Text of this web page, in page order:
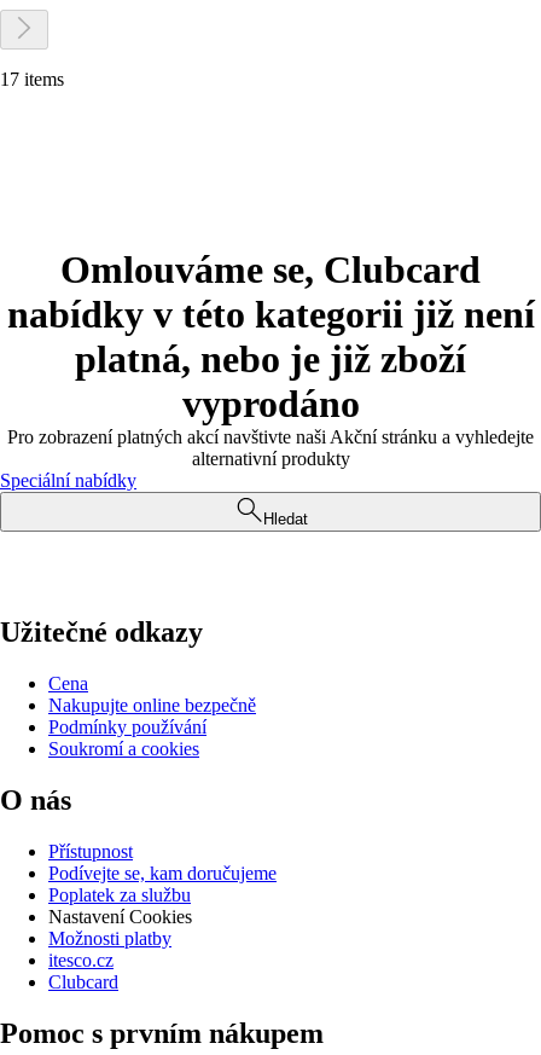
17 items
Omlouváme se, Clubcard
nabídky v této kategorii již není
platná, nebo je již zboží
vyprodáno
Pro zobrazení platných akcí navštivte naši Akční stránku a vyhledejte
alternativní produkty
Speciální nabídky
Hledat
Užitečné odkazy
Cena
Nakupujte online bezpečně
Podmínky používání
Soukromí a cookies
O nás
Přístupnost
Podívejte se, kam doručujeme
Poplatek za službu
Nastavení Cookies
Možnosti platby
itesco.cz
Clubcard
Pomoc s prvním nákupem